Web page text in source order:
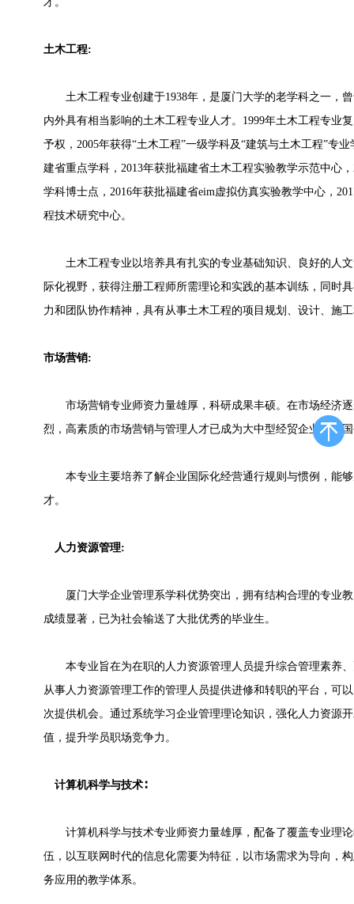
土木工程:
土木工程专业创建于1938年，是厦门大学的老学科之一，曾
内外具有相当影响的土木工程专业人才。1999年土木工程专业
予权，2005年获得“土木工程”一级学科及“建筑与土木工程”专
建省重点学科，2013年获批福建省土木工程实验教学示范中心
学科博士点，2016年获批福建省eim虚拟仿真实验教学中心，
程技术研究中心。
土木工程专业以培养具有扎实的专业基础知识、良好的人文
际化视野，获得注册工程师所需理论和实践的基本训练，同时
力和团队协作精神，具有从事土木工程的项目规划、设计、施
市场营销:
市场营销专业师资力量雄厚，科研成果丰硕。在市场经济逐
烈，高素质的市场营销与管理人才已成为大中型经贸企业、跨
本专业主要培养了解企业国际化经营通行规则与惯例，能够
才。
人力资源管理:
厦门大学企业管理系学科优势突出，拥有结构合理的专业教
成绩显著，已为社会输送了大批优秀的毕业生。
本专业旨在为在职的人力资源管理人员提升综合管理素养、
从事人力资源管理工作的管理人员提供进修和转职的平台，可
次提供机会。通过系统学习企业管理理论知识，强化人力资源
值，提升学员职场竞争力。
计算机科学与技术∶
计算机科学与技术专业师资力量雄厚，配备了覆盖专业理论
伍，以互联网时代的信息化需要为特征，以市场需求为导向，
务应用的教学体系。